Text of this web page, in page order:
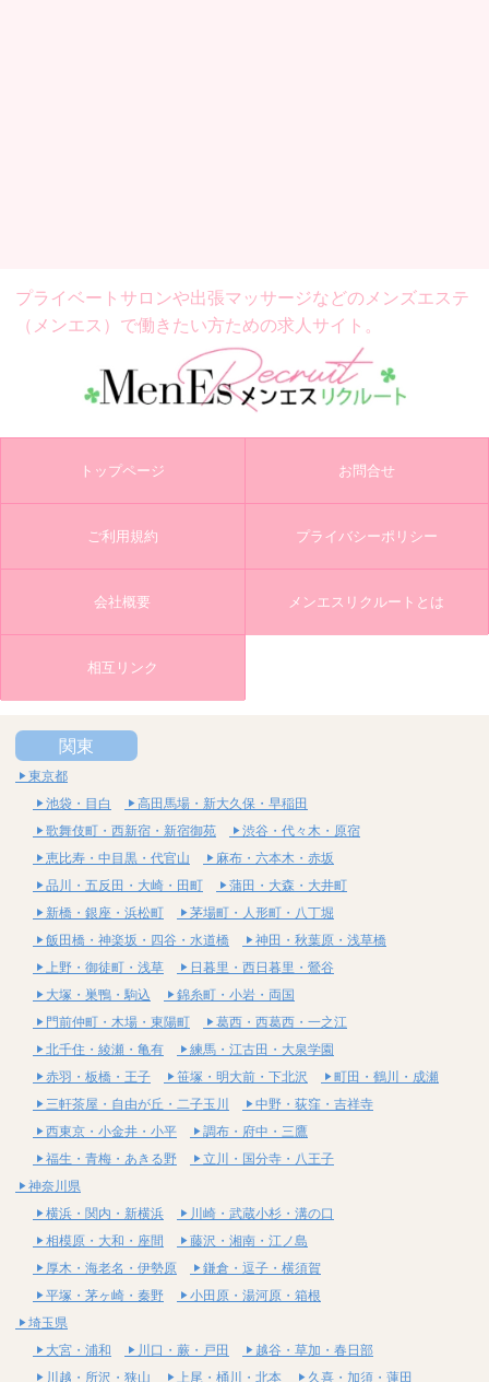
プライベートサロンや出張マッサージなどの メンズエステ
（メンエス）で働きたい方ための求人サイト。
トップページ お問合せ
ご利用規約 プライバシーポリシー
会社概要 メンエスリクルートとは
相互リンク
関東
東京都
池袋・目白
高田馬場・新大久保・早稲田
歌舞伎町・西新宿・新宿御苑
渋谷・代々木・原宿
恵比寿・中目黒・代官山
麻布・六本木・赤坂
品川・五反田・大崎・田町
蒲田・大森・大井町
新橋・銀座・浜松町
茅場町・人形町・八丁堀
飯田橋・神楽坂・四谷・水道橋
神田・秋葉原・浅草橋
上野・御徒町・浅草
日暮里・西日暮里・鶯谷
大塚・巣鴨・駒込
錦糸町・小岩・両国
門前仲町・木場・東陽町
葛西・西葛西・一之江
北千住・綾瀬・亀有
練馬・江古田・大泉学園
赤羽・板橋・王子
笹塚・明大前・下北沢
町田・鶴川・成瀬
三軒茶屋・自由が丘・二子玉川
中野・荻窪・吉祥寺
西東京・小金井・小平
調布・府中・三鷹
福生・青梅・あきる野
立川・国分寺・八王子
神奈川県
横浜・関内・新横浜
川崎・武蔵小杉・溝の口
相模原・大和・座間
藤沢・湘南・江ノ島
厚木・海老名・伊勢原
鎌倉・逗子・横須賀
平塚・茅ヶ崎・秦野
小田原・湯河原・箱根
埼玉県
大宮・浦和
川口・蕨・戸田
越谷・草加・春日部
川越・所沢・狭山
上尾・桶川・北本 久喜・加須・蓮田